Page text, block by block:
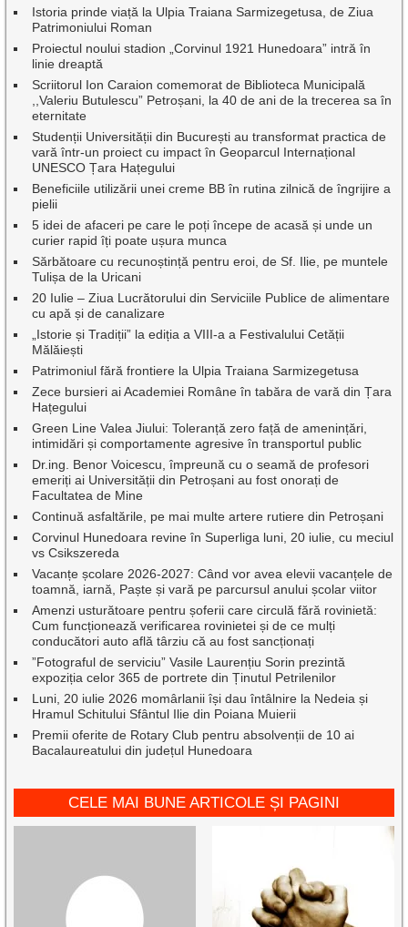
Istoria prinde viață la Ulpia Traiana Sarmizegetusa, de Ziua
Patrimoniului Roman
Proiectul noului stadion „Corvinul 1921 Hunedoara” intră în
linie dreaptă
Scriitorul Ion Caraion comemorat de Biblioteca Municipală
,,Valeriu Butulescu” Petroșani, la 40 de ani de la trecerea sa în
eternitate
Studenții Universității din București au transformat practica de
vară într-un proiect cu impact în Geoparcul Internațional
UNESCO Țara Hațegului
Beneficiile utilizării unei creme BB în rutina zilnică de îngrijire a
pielii
5 idei de afaceri pe care le poți începe de acasă și unde un
curier rapid îți poate ușura munca
Sărbătoare cu recunoștință pentru eroi, de Sf. Ilie, pe muntele
Tulișa de la Uricani
20 Iulie – Ziua Lucrătorului din Serviciile Publice de alimentare
cu apă și de canalizare
„Istorie și Tradiții” la ediția a VIII-a a Festivalului Cetății
Mălăiești
Patrimoniul fără frontiere la Ulpia Traiana Sarmizegetusa
Zece bursieri ai Academiei Române în tabăra de vară din Țara
Hațegului
Green Line Valea Jiului: Toleranță zero față de amenințări,
intimidări și comportamente agresive în transportul public
Dr.ing. Benor Voicescu, împreună cu o seamă de profesori
emeriți ai Universității din Petroșani au fost onorați de
Facultatea de Mine
Continuă asfaltările, pe mai multe artere rutiere din Petroșani
Corvinul Hunedoara revine în Superliga luni, 20 iulie, cu meciul
vs Csikszereda
Vacanțe școlare 2026-2027: Când vor avea elevii vacanțele de
toamnă, iarnă, Paște și vară pe parcursul anului școlar viitor
Amenzi usturătoare pentru șoferii care circulă fără rovinietă:
Cum funcționează verificarea rovinietei și de ce mulți
conducători auto află târziu că au fost sancționați
”Fotograful de serviciu” Vasile Laurențiu Sorin prezintă
expoziția celor 365 de portrete din Ținutul Petrilenilor
Luni, 20 iulie 2026 momârlanii își dau întâlnire la Nedeia și
Hramul Schitului Sfântul Ilie din Poiana Muierii
Premii oferite de Rotary Club pentru absolvenții de 10 ai
Bacalaureatului din județul Hunedoara
CELE MAI BUNE ARTICOLE ȘI PAGINI